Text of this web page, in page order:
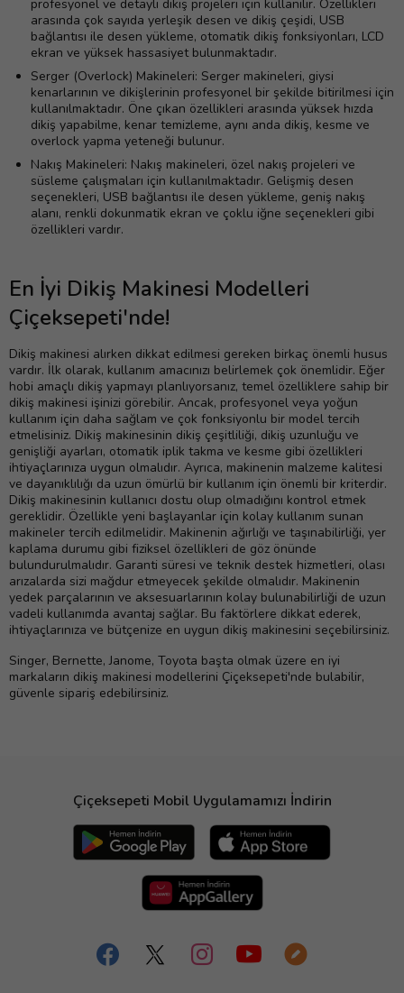
profesyonel ve detaylı dikiş projeleri için kullanılır. Özellikleri
arasında çok sayıda yerleşik desen ve dikiş çeşidi, USB
bağlantısı ile desen yükleme, otomatik dikiş fonksiyonları, LCD
ekran ve yüksek hassasiyet bulunmaktadır.
Serger (Overlock) Makineleri: Serger makineleri, giysi
kenarlarının ve dikişlerinin profesyonel bir şekilde bitirilmesi için
kullanılmaktadır. Öne çıkan özellikleri arasında yüksek hızda
dikiş yapabilme, kenar temizleme, aynı anda dikiş, kesme ve
overlock yapma yeteneği bulunur.
Nakış Makineleri: Nakış makineleri, özel nakış projeleri ve
süsleme çalışmaları için kullanılmaktadır. Gelişmiş desen
seçenekleri, USB bağlantısı ile desen yükleme, geniş nakış
alanı, renkli dokunmatik ekran ve çoklu iğne seçenekleri gibi
özellikleri vardır.
En İyi Dikiş Makinesi Modelleri
Çiçeksepeti'nde!
Dikiş makinesi alırken dikkat edilmesi gereken birkaç önemli husus
vardır. İlk olarak, kullanım amacınızı belirlemek çok önemlidir. Eğer
hobi amaçlı dikiş yapmayı planlıyorsanız, temel özelliklere sahip bir
dikiş makinesi işinizi görebilir. Ancak, profesyonel veya yoğun
kullanım için daha sağlam ve çok fonksiyonlu bir model tercih
etmelisiniz. Dikiş makinesinin dikiş çeşitliliği, dikiş uzunluğu ve
genişliği ayarları, otomatik iplik takma ve kesme gibi özellikleri
ihtiyaçlarınıza uygun olmalıdır. Ayrıca, makinenin malzeme kalitesi
ve dayanıklılığı da uzun ömürlü bir kullanım için önemli bir kriterdir.
Dikiş makinesinin kullanıcı dostu olup olmadığını kontrol etmek
gereklidir. Özellikle yeni başlayanlar için kolay kullanım sunan
makineler tercih edilmelidir. Makinenin ağırlığı ve taşınabilirliği, yer
kaplama durumu gibi fiziksel özellikleri de göz önünde
bulundurulmalıdır. Garanti süresi ve teknik destek hizmetleri, olası
arızalarda sizi mağdur etmeyecek şekilde olmalıdır. Makinenin
yedek parçalarının ve aksesuarlarının kolay bulunabilirliği de uzun
vadeli kullanımda avantaj sağlar. Bu faktörlere dikkat ederek,
ihtiyaçlarınıza ve bütçenize en uygun dikiş makinesini seçebilirsiniz.
Singer, Bernette, Janome, Toyota başta olmak üzere en iyi
markaların dikiş makinesi modellerini Çiçeksepeti'nde bulabilir,
güvenle sipariş edebilirsiniz.
Çiçeksepeti Mobil Uygulamamızı İndirin